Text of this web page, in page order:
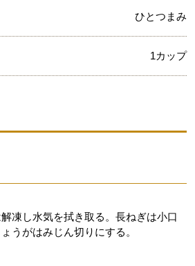
ひとつまみ
1カップ
凍し水気を拭き取る。長ねぎは小口
うがはみじん切りにする。